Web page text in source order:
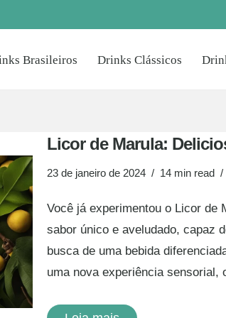
Brasileiros Drinks Clássicos
Licor de Marula:
23 de janeiro de 2024 14 min read
Você já experimentou o Licor de
sabor único e aveludado, capaz
busca de uma bebida
uma nova experiência